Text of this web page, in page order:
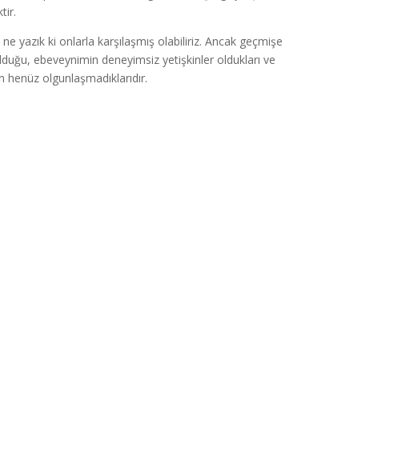
yazık ki onlarla karşılaşmış olabiliriz. Ancak geçmişe
ebeveynimin deneyimsiz yetişkinler oldukları ve
olgunlaşmadıklarıdır.